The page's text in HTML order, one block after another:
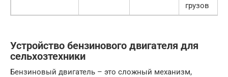
грузов
Устройство бензинового двигателя для
сельхозтехники
Бензиновый двигатель – это сложный механизм,